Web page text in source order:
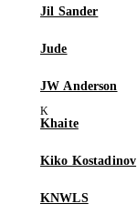
Jil Sander
Jude
JW Anderson
Khaite
Kiko Kostadinov
KNWLS